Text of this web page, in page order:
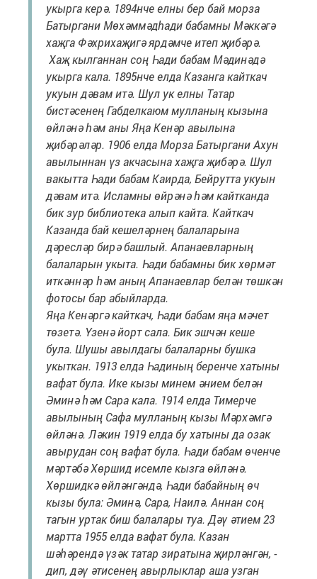
укырга керә. 1894нче елны бер бай морза
Батыргани Мөхәммәдһади бабамны Мәккәгә
хаҗга Фәхрихаҗигә ярдәмче итеп җибәрә.
Хаҗ кылганнан соң Һади бабам Мәдинәдә
укырга кала. 1895нче елда Казанга кайткач
укуын дәвам итә. Шул ук елны Татар
бистәсенең Габделкаюм мулланың кызына
өйләнә һәм аны Яңа Кенәр авылына
җибәрәләр. 1906 елда Морза Батыргани Ахун
авылыннан үз акчасына хаҗга җибәрә. Шул
вакытта Һади бабам Каирда, Бейрутта укуын
дәвам итә. Исламны өйрәнә һәм кайтканда
бик зур библиотека алып кайта. Кайткач
Казанда бай кешеләрнең балаларына
дәресләр бирә башлый. Апанаевларның
балаларын укыта. Һади бабамны бик хөрмәт
иткәннәр һәм аның Апанаевлар белән төшкән
фотосы бар абыйларда.
Яңа Кенәргә кайткач, Һади бабам яңа мәчет
төзетә. Үзенә йорт сала. Бик эшчән кеше
була. Шушы авылдагы балаларны бушка
укыткан. 1913 елда Һадиның беренче хатыны
вафат була. Ике кызы минем әнием белән
Әминә һәм Сара кала. 1914 елда Тимерче
авылының Сафа мулланың кызы Мәрхәмгә
өйләнә. Ләкин 1919 елда бу хатыны да озак
авырудан соң вафат була. Һади бабам өченче
мәртәбә Хөршид исемле кызга өйләнә.
Хөршидкә өйләнгәндә, Һади бабайның өч
кызы була: Әминә, Сара, Наилә. Аннан соң
тагын уртак биш балалары туа. Дәү әтием 23
мартта 1955 елда вафат була. Казан
шәһәрендә үзәк татар зиратына җирләнгән, -
дип, дәү әтисенең авырлыклар аша узган